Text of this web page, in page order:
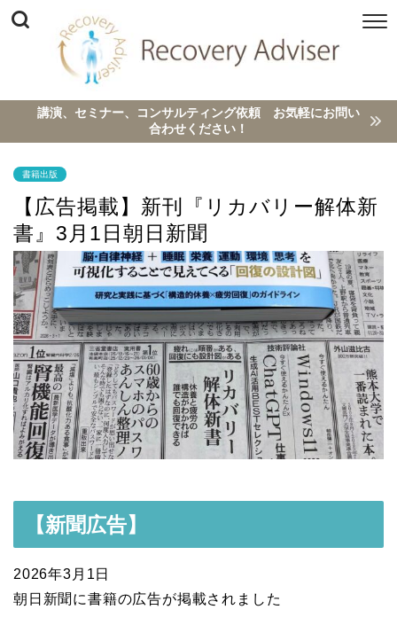
講演、セミナー、コンサルティング依頼 お気軽にお問い
合わせください！
書籍出版
【広告掲載】新刊『リカバリー解体新
書』3月1日朝日新聞
【新聞広告】
2026年3月1日
朝日新聞に書籍の広告が掲載されました